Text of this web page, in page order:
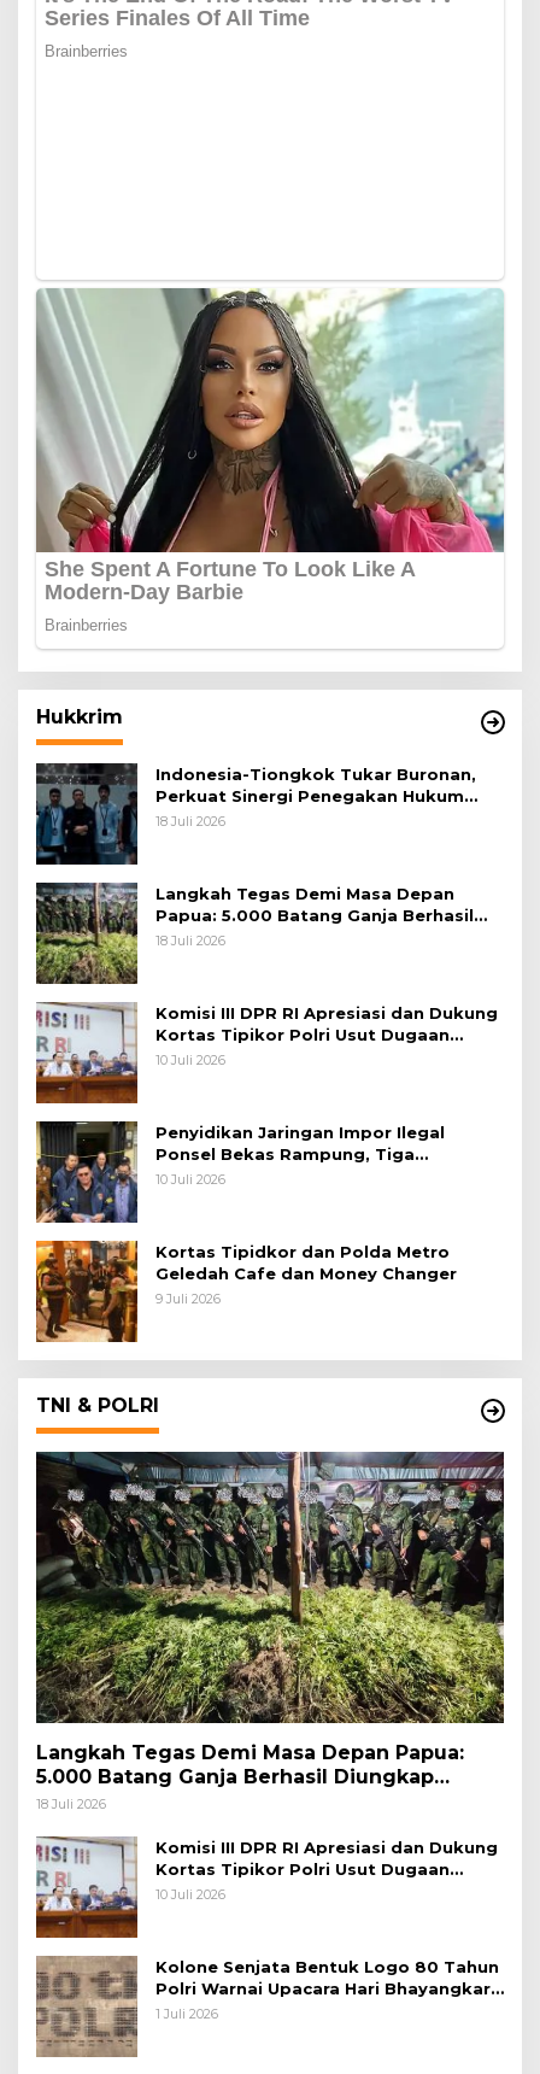
Hukkrim
Indonesia-Tiongkok Tukar Buronan,
Perkuat Sinergi Penegakan Hukum
Lintas Negara
18 Juli 2026
Langkah Tegas Demi Masa Depan
Papua: 5.000 Batang Ganja Berhasil
Diungkap Koops TNI Habema
18 Juli 2026
Komisi III DPR RI Apresiasi dan Dukung
Kortas Tipikor Polri Usut Dugaan
Korupsi Batu Bara
10 Juli 2026
Penyidikan Jaringan Impor Ilegal
Ponsel Bekas Rampung, Tiga
Tersangka Sudah P-21 dan Satu Buron
10 Juli 2026
Kortas Tipidkor dan Polda Metro
Geledah Cafe dan Money Changer
9 Juli 2026
TNI & POLRI
Langkah Tegas Demi Masa Depan Papua:
5.000 Batang Ganja Berhasil Diungkap
Koops TNI Habema
18 Juli 2026
Komisi III DPR RI Apresiasi dan Dukung
Kortas Tipikor Polri Usut Dugaan
Korupsi Batu Bara
10 Juli 2026
Kolone Senjata Bentuk Logo 80 Tahun
Polri Warnai Upacara Hari Bhayangkara
ke-80
1 Juli 2026